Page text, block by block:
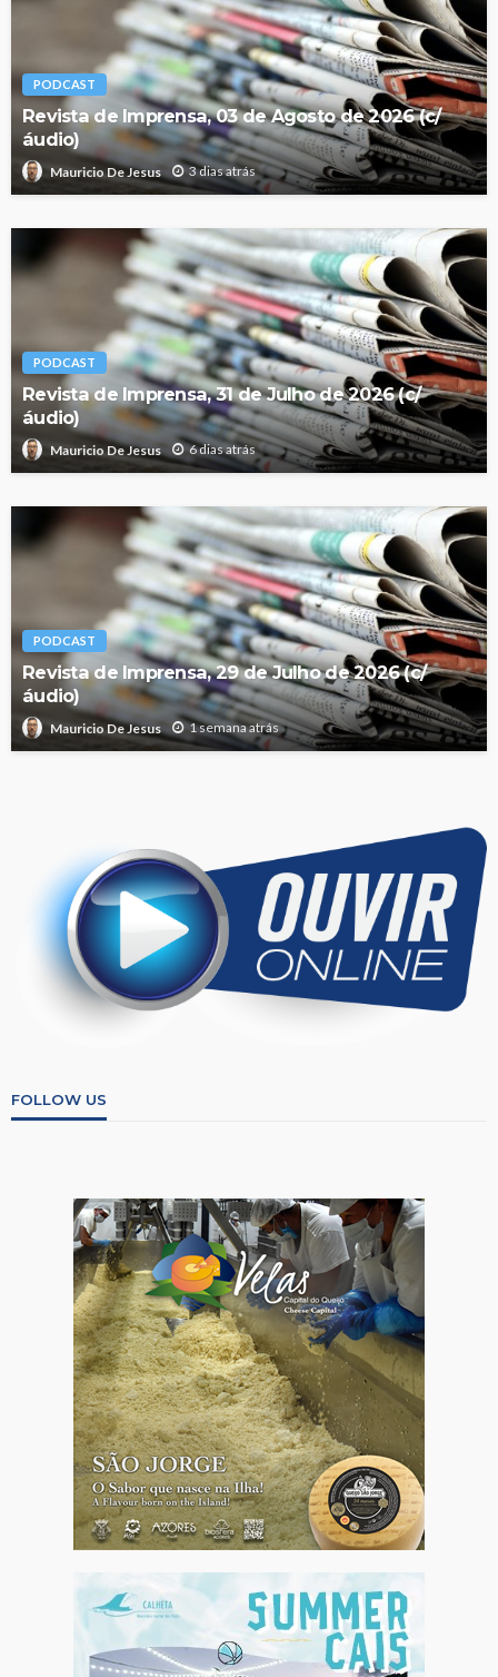
PODCAST
Revista de Imprensa, 03 de Agosto de 2026 (c/
áudio)
Mauricio De Jesus 3 dias atrás
PODCAST
Revista de Imprensa, 31 de Julho de 2026 (c/
áudio)
Mauricio De Jesus 6 dias atrás
PODCAST
Revista de Imprensa, 29 de Julho de 2026 (c/
áudio)
Mauricio De Jesus 1 semana atrás
FOLLOW US